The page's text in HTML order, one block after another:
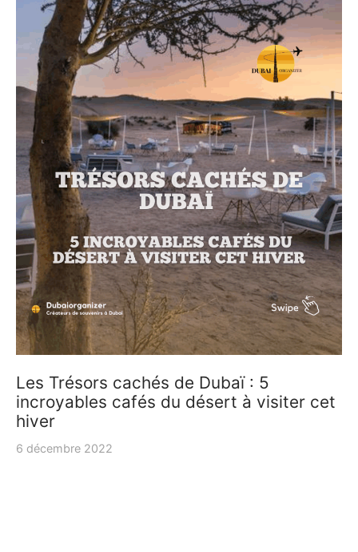
Les Trésors cachés de Dubaï : 5
incroyables cafés du désert à visiter cet
hiver
6 décembre 2022